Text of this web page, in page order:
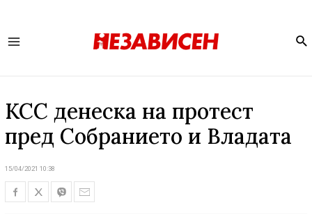
КСС денеска на протест
пред Собранието и Владата
15/04/2021 10:38